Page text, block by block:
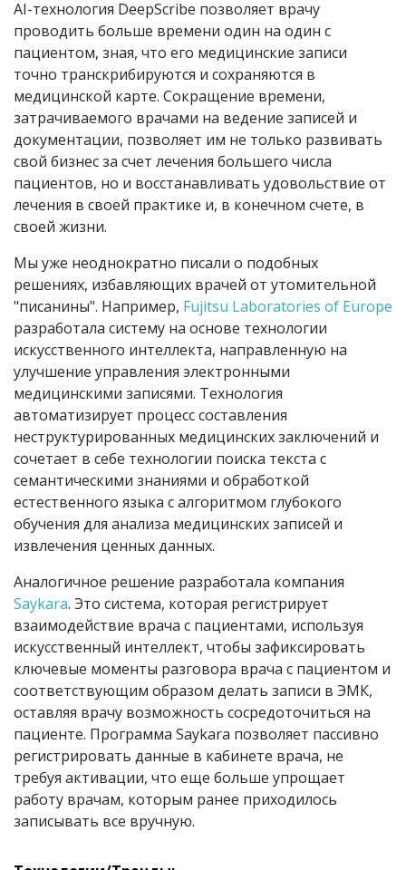
AI-технология DeepScribe позволяет врачу
проводить больше времени один на один с
пациентом, зная, что его медицинские записи
точно транскрибируются и сохраняются в
медицинской карте. Сокращение времени,
затрачиваемого врачами на ведение записей и
документации, позволяет им не только развивать
свой бизнес за счет лечения большего числа
пациентов, но и восстанавливать удовольствие от
лечения в своей практике и, в конечном счете, в
своей жизни.
Мы уже неоднократно писали о подобных
решениях, избавляющих врачей от утомительной
"писанины". Например, Fujitsu Laboratories of Europe
разработала систему на основе технологии
искусственного интеллекта, направленную на
улучшение управления электронными
медицинскими записями. Технология
автоматизирует процесс составления
неструктурированных медицинских заключений и
сочетает в себе технологии поиска текста с
семантическими знаниями и обработкой
естественного языка с алгоритмом глубокого
обучения для анализа медицинских записей и
извлечения ценных данных.
Аналогичное решение разработала компания
Saykara. Это система, которая регистрирует
взаимодействие врача с пациентами, используя
искусственный интеллект, чтобы зафиксировать
ключевые моменты разговора врача с пациентом и
соответствующим образом делать записи в ЭМК,
оставляя врачу возможность сосредоточиться на
пациенте. Программа Saykara позволяет пассивно
регистрировать данные в кабинете врача, не
требуя активации, что еще больше упрощает
работу врачам, которым ранее приходилось
записывать все вручную.